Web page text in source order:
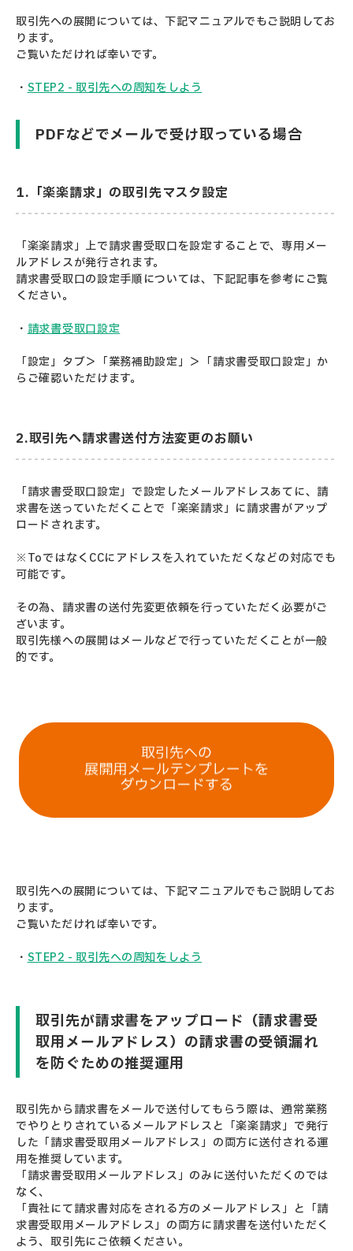
取引先への展開については、下記マニュアルでもご説明してお
ります。
ご覧いただければ幸いです。
・ STEP2 - 取引先への周知をしよう
PDFなどでメールで受け取っている場合
1.「楽楽請求」の取引先マスタ設定
「楽楽請求」上で請求書受取口を設定することで、専用メー
ルアドレスが発行されます。
請求書受取口の設定手順については、下記記事を参考にご覧
ください。
・ 請求書受取口設定
「設定」タブ＞「業務補助設定」＞「請求書受取口設定」か
らご確認いただけます。
2.取引先へ請求書送付方法変更のお願い
「請求書受取口設定」で設定したメールアドレスあてに、請
求書を送っていただくことで「楽楽請求」に請求書がアップ
ロードされます。
※ToではなくCCにアドレスを入れていただくなどの対応でも
可能です。
その為、請求書の送付先変更依頼を行っていただく必要がご
ざいます。
取引先様への展開はメールなどで行っていただくことが一般
的です。
取引先への展開については、下記マニュアルでもご説明してお
ります。
ご覧いただければ幸いです。
・ STEP2 - 取引先への周知をしよう
取引先が請求書をアップロード（請求書受
取用メールアドレス）の請求書の受領漏れ
を防ぐための推奨運用
取引先から請求書をメールで送付してもらう際は、通常業務
でやりとりされているメールアドレスと「楽楽請求」で発行
した「請求書受取用メールアドレス」の両方に送付される運
用を推奨しています。
「請求書受取用メールアドレス」のみに送付いただくのでは
なく、
「貴社にて請求書対応をされる方のメールアドレス」と「請
求書受取用メールアドレス」の両方に請求書を送付いただく
よう、取引先にご依頼ください。